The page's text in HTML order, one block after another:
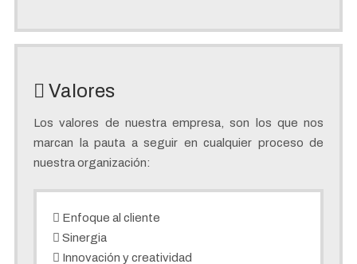
Valores
Los valores de nuestra empresa, son los que nos
marcan la pauta a seguir en cualquier proceso de
nuestra organización:
Enfoque al cliente
Sinergia
Innovación y creatividad